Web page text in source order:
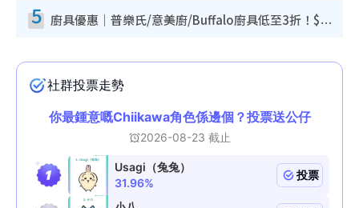
5 廚具優惠｜普樂氏/意美廚/Buffalo廚具低至3折！$89起買煎鍋／炒鑊／個人鍋 同場小家電激減至$99起